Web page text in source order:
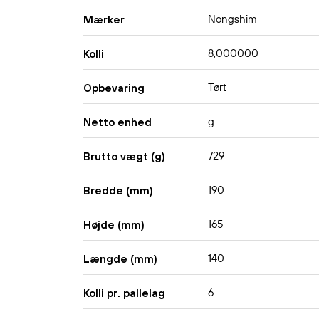
Mærker Nongshim
Kolli 8,000000
Opbevaring Tørt
Netto enhed g
Brutto vægt (g) 729
Bredde (mm) 190
Højde (mm) 165
Længde (mm) 140
Kolli pr. pallelag 6